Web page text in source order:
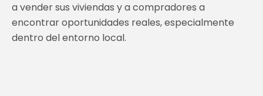
a vender sus viviendas y a compradores a
encontrar oportunidades reales, especialmente
dentro del entorno local.